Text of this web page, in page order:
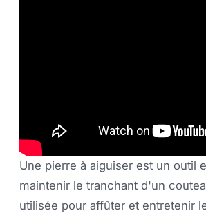
Une pierre à aiguiser est un outil
maintenir le tranchant d'un
utilisée pour affûter et entretenir